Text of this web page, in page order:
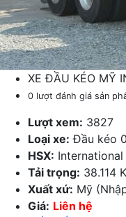
XE ĐẦU KÉO MỸ
0 lượt đánh giá sản
Lượt xem: 3827
Loại xe: Đầu kéo
HSX: International
Tải trọng: 38.114
Xuất xứ: Mỹ
Giá: Liên hệ